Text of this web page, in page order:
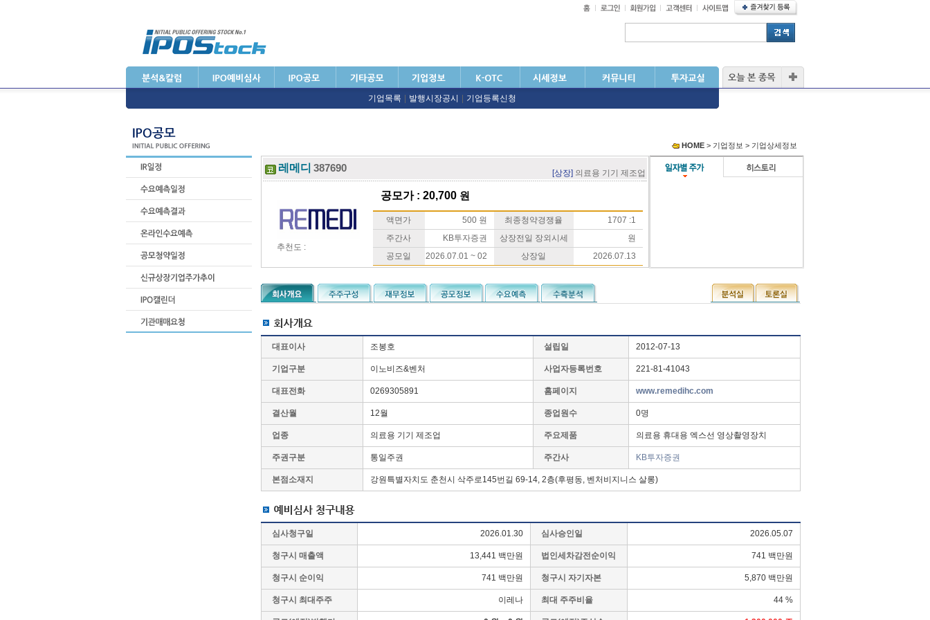
기업목록 발행시장공시 기업등록신청
HOME > 기업정보 > 기업상세정보
레메디 387690 [상장] 의료용 기기 제조업
추천도 :
공모가 : 20,700원
액면가 500 원 최종청약경쟁율
1707 :1
주간사
KB투자증권 상장전일 장외시세
원
공모일
2026.07.01 ~ 02 상장일 2026.07.13
대표이사 조봉호 설립일 2012-07-13
기업구분 이노비즈&벤처 사업자등록번호 221-81-41043
대표전화 0269305891 홈페이지 www.remedihc.com
결산월 12월 종업원수 0명
업종 의료용 기기 제조업 주요제품 의료용 휴대용 엑스선 영상촬영장치
주권구분 통일주권 주간사 KB투자증권
본점소재지 강원특별자치도 춘천시 삭주로145번길 69-14, 2층(후평동, 벤처비지니스 살롱)
심사청구일 2026.01.30 심사승인일 2026.05.07
청구시 매출액 13,441 백만원 법인세차감전순이익 741 백만원
청구시 순이익 741 백만원 청구시 자기자본 5,870 백만원
청구시 최대주주 이레나 최대 주주비율 44 %